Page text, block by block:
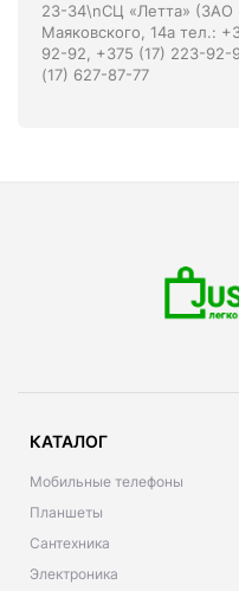
23-34\nСЦ «Летта» (ЗАО
Маяковского, 14а тел.:
92-92, +375 (17) 223-92-
(17) 627-87-77
КАТАЛОГ
Мобильные телефоны
Планшеты
Сантехника
Электроника